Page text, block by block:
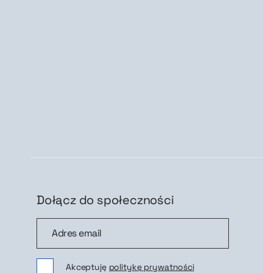
Dołącz do społeczności
Akceptuję politykę prywatności